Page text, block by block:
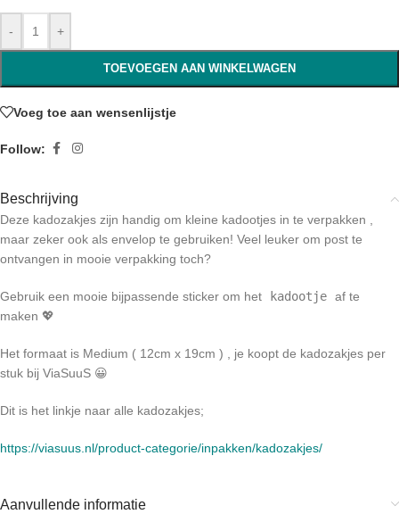
- +
TOEVOEGEN AAN WINKELWAGEN
Voeg toe aan wensenlijstje
Follow:
Beschrijving
Deze kadozakjes zijn handig om kleine kadootjes in te verpakken ,
maar zeker ook als envelop te gebruiken! Veel leuker om post te
ontvangen in mooie verpakking toch?
Gebruik een mooie bijpassende sticker om het kadootje af te
maken 💖
Het formaat is Medium ( 12cm x 19cm ) , je koopt de kadozakjes per
stuk bij ViaSuuS 😀
Dit is het linkje naar alle kadozakjes;
https://viasuus.nl/product-categorie/inpakken/kadozakjes/
Aanvullende informatie